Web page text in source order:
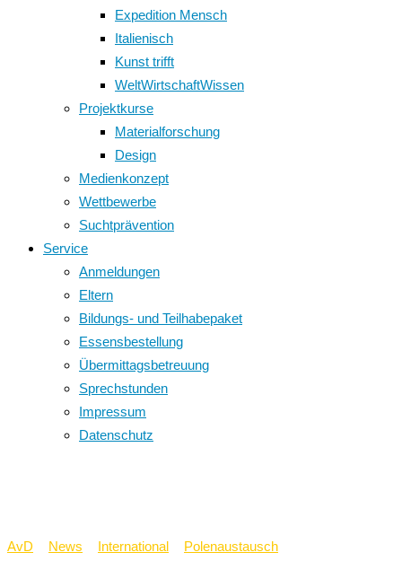
Expedition Mensch
Italienisch
Kunst trifft
WeltWirtschaftWissen
Projektkurse
Materialforschung
Design
Medienkonzept
Wettbewerbe
Suchtprävention
Service
Anmeldungen
Eltern
Bildungs- und Teilhabepaket
Essensbestellung
Übermittagsbetreuung
Sprechstunden
Impressum
Datenschutz
AvD News International Polenaustausch